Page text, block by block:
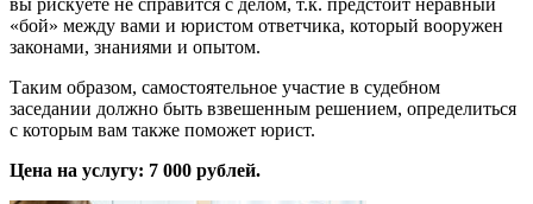
«бой» между вами и юристом ответчика, который вооружен
законами, знаниями и опытом.
Таким образом, самостоятельное участие в судебном
заседании должно быть взвешенным решением, определиться
с которым вам также поможет юрист.
Цена на услугу: 7 000 рублей.